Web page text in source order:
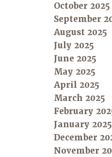
October 2025
September
August 2025
July 2025
June 2025
May 2025
April 2025
March 2025
February
January 2025
December
November